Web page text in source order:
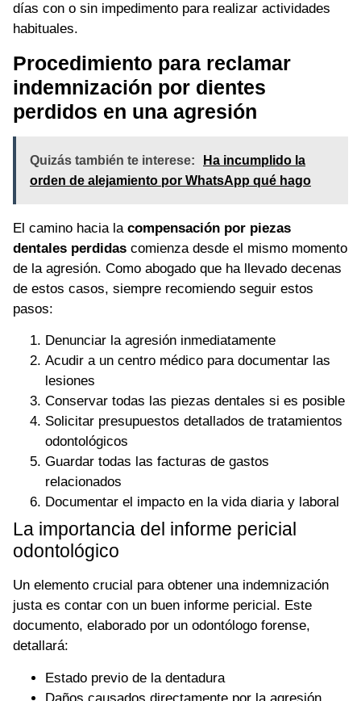
días con o sin impedimento para realizar actividades
habituales.
Procedimiento para reclamar
indemnización por dientes
perdidos en una agresión
Quizás también te interese:
Ha incumplido la
orden de alejamiento por WhatsApp qué hago
El camino hacia la compensación por piezas
dentales perdidas comienza desde el mismo momento
de la agresión. Como abogado que ha llevado decenas
de estos casos, siempre recomiendo seguir estos
pasos:
Denunciar la agresión inmediatamente
Acudir a un centro médico para documentar las
lesiones
Conservar todas las piezas dentales si es posible
Solicitar presupuestos detallados de tratamientos
odontológicos
Guardar todas las facturas de gastos
relacionados
Documentar el impacto en la vida diaria y laboral
La importancia del informe pericial
odontológico
Un elemento crucial para obtener una indemnización
justa es contar con un buen informe pericial. Este
documento, elaborado por un odontólogo forense,
detallará:
Estado previo de la dentadura
Daños causados directamente por la agresión